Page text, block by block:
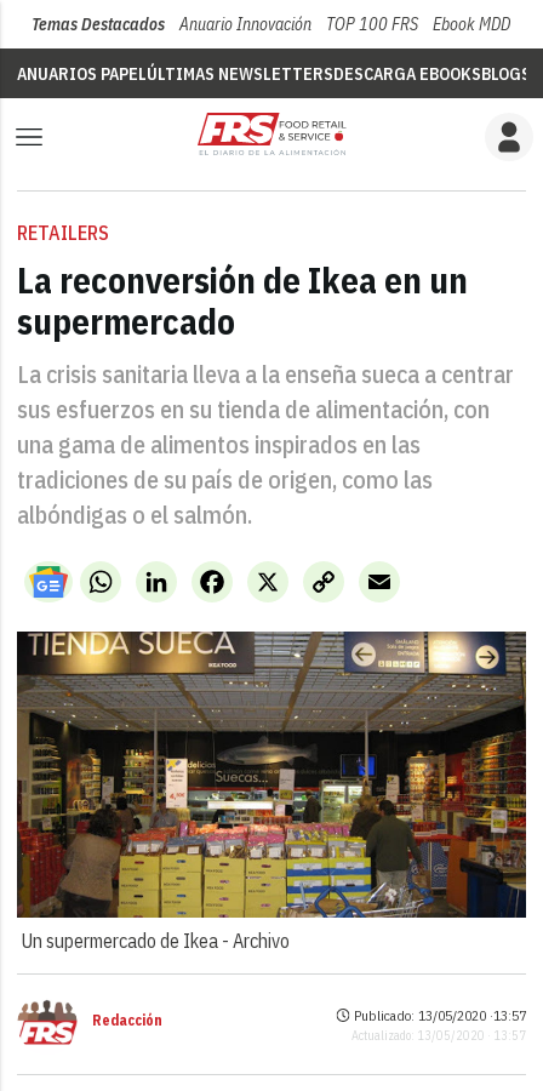
Temas Destacados Anuario Innovación TOP 100 FRS Ebook MDD
ANUARIOS PAPELÚLTIMAS NEWSLETTERSDESCARGA EBOOKSBLOGS
RETAILERS
La reconversión de Ikea en un
supermercado
La crisis sanitaria lleva a la enseña sueca a centrar
sus esfuerzos en su tienda de alimentación, con
una gama de alimentos inspirados en las
tradiciones de su país de origen, como las
albóndigas o el salmón.
WhatsAppLinkedIn X
Facebook
Copy
Link
Email
Un supermercado de Ikea -Archivo
Redacción Publicado: 13/05/2020 ·13:57
Actualizado: 13/05/2020 · 13:57